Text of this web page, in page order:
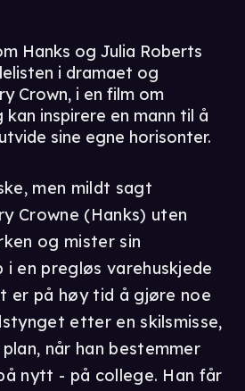
Hanks og Julia Roberts
i dramaet og
Crown, i en film om
inspirere en mann til å
sine egne horisonter.
men mildt sagt
Crowne (Hanks) uten
og mister sin
en pregløs varehuskjede
er på høy tid å gjøre noe
etter en skilsmisse,
når han bestemmer
nytt - på college. Han får